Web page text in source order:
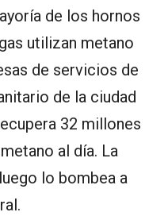
de los hornos
utilizan metano
de servicios de
de la ciudad
32 millones
al día. La
lo bombea a